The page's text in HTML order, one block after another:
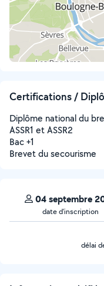
Certifications /
Diplôme national du
ASSR1 et ASSR2
Bac +1
Brevet du secourisme
04 septembre
date d’inscription
délai